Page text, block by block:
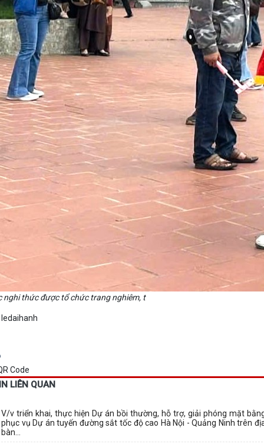
nghi thức được tổ chức trang nghiêm, t
LIÊN QUAN
V/v triển khai, thực hiện Dự án bồi thường, hỗ trợ, giải phóng mặt
phục vụ Dự án tuyến đường sắt tốc độ cao Hà Nội - Quảng Ninh trên
bàn...